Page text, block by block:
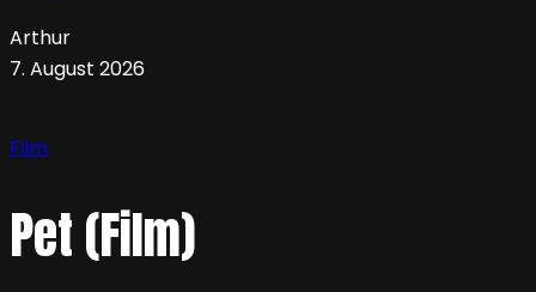
Arthur
7. August 2026
Film
Pet (Film)